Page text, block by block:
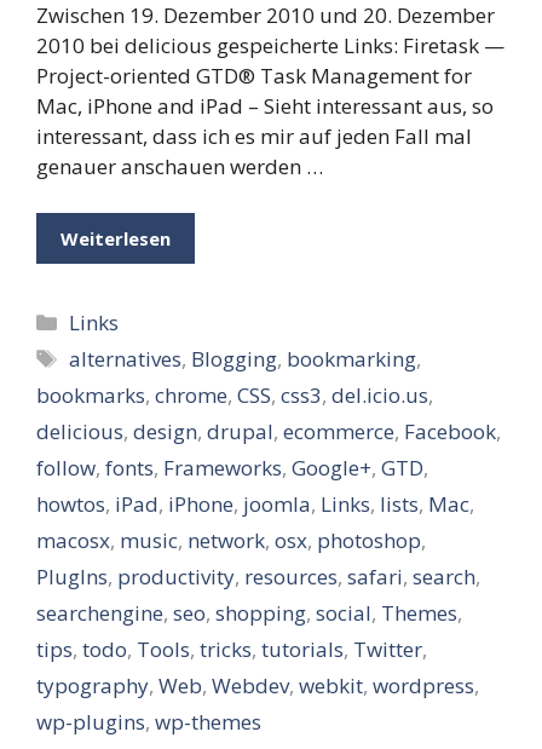
Zwischen 19. Dezember 2010 und 20. Dezember
2010 bei delicious gespeicherte Links: Firetask —
Project-oriented GTD® Task Management for
Mac, iPhone and iPad – Sieht interessant aus, so
interessant, dass ich es mir auf jeden Fall mal
genauer anschauen werden …
Weiterlesen
Kategorien
Links
Schlagwörter
alternatives, Blogging, bookmarking,
bookmarks, chrome, CSS, css3, del.icio.us,
delicious, design, drupal, ecommerce, Facebook,
follow, fonts, Frameworks, Google+, GTD,
howtos, iPad, iPhone, joomla, Links, lists, Mac,
macosx, music, network, osx, photoshop,
PlugIns, productivity, resources, safari, search,
searchengine, seo, shopping, social, Themes,
tips, todo, Tools, tricks, tutorials, Twitter,
typography, Web, Webdev, webkit, wordpress,
wp-plugins, wp-themes